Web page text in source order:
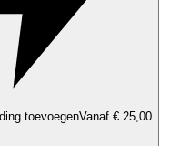
toevoegenVanaf € 25,00